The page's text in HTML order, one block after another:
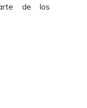
de los